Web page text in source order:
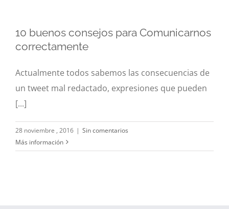
10 buenos consejos para Comunicarnos
Blog Comunicación
10 buenos consejos para Comunicarnos
correctamente
Actualmente todos sabemos las consecuencias de
un tweet mal redactado, expresiones que pueden
[...]
28 noviembre , 2016 | Sin comentarios
Más información